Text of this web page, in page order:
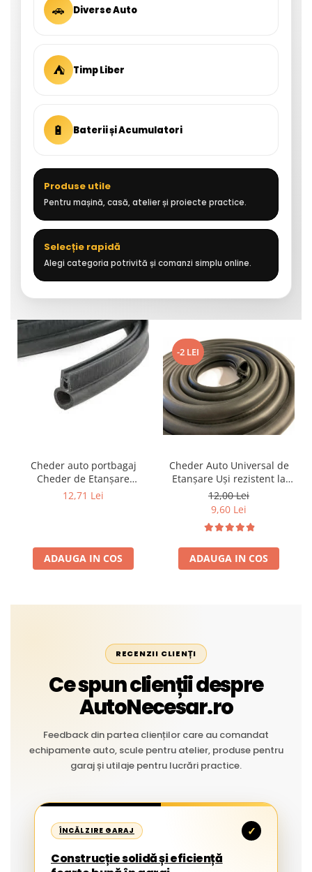
🚗 Diverse Auto
⛺ Timp Liber
🔋 Baterii și Acumulatori
Produse utile
Pentru mașină, casă, atelier și proiecte practice.
Selecție rapidă
Alegi categoria potrivită și comanzi simplu online.
Cheder auto portbagaj
Cheder de Etanșare
Profesional din Cauciuc -
Liniar
12,71 Lei
ADAUGA IN COS
-2 LEI
Cheder Auto Universal de
Etanșare Uși rezistent la
intemperii, raze UV,
îmbătrânire și temperaturi
12,00 Lei
9,60 Lei
ADAUGA IN COS
RECENZII CLIENȚI
Ce spun clienții despre
AutoNecesar.ro
Feedback din partea clienților care au comandat
echipamente auto, scule pentru atelier, produse pentru
garaj și utilaje pentru lucrări practice.
ÎNCĂLZIRE GARAJ ✓
Construcție solidă și eficiență